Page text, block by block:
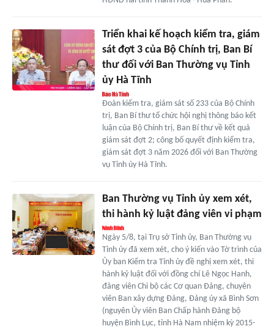
Triển khai kế hoạch kiểm tra, giám
sát đợt 3 của Bộ Chính trị, Ban Bí
thư đối với Ban Thường vụ Tỉnh
ủy Hà Tĩnh
Đoàn kiểm tra, giám sát số 233 của Bộ Chính
trị, Ban Bí thư tổ chức hội nghị thông báo kết
luận của Bộ Chính trị, Ban Bí thư về kết quả
giám sát đợt 2; công bố quyết định kiểm tra,
giám sát đợt 3 năm 2026 đối với Ban Thường
vụ Tỉnh ủy Hà Tĩnh.
Ban Thường vụ Tỉnh ủy xem xét,
thi hành kỷ luật đảng viên vi phạm
Ngày 5/8, tại Trụ sở Tỉnh ủy, Ban Thường vụ
Tỉnh ủy đã xem xét, cho ý kiến vào Tờ trình của
Ủy ban Kiểm tra Tỉnh ủy đề nghị xem xét, thi
hành kỷ luật đối với đồng chí Lê Ngọc Hanh,
đảng viên Chi bộ các Cơ quan Đảng, chuyên
viên Ban xây dựng Đảng, Đảng ủy xã Bình Sơn
(nguyên Ủy viên Ban Chấp hành Đảng bộ
huyện Bình Lục, tỉnh Hà Nam nhiệm kỳ 2015-